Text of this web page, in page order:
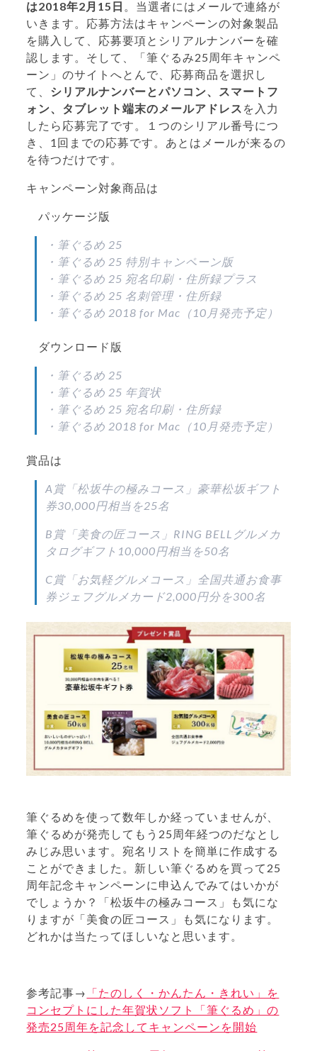
は2018年2月15日
。当選者にはメールで連絡が
いきます。応募方法はキャンペーンの対象製品
を購入して、応募要項とシリアルナンバーを確
認します。そして、「筆ぐるみ25周年キャンペ
ーン」のサイトへとんで、応募商品を選択し
て、 シリアルナンバーとパソコン、スマートフ
ォン、タブレット端末のメールアドレス を入力
したら応募完了です。１つのシリアル番号につ
き、1回までの応募です。あとはメールが来るの
を待つだけです。
キャンペーン対象商品は
パッケージ版
・筆ぐるめ 25
・筆ぐるめ 25 特別キャンペーン版
・筆ぐるめ 25 宛名印刷・住所録プラス
・筆ぐるめ 25 名刺管理・住所録
・筆ぐるめ 2018 for Mac（10月発売予定）
ダウンロード版
・筆ぐるめ 25
・筆ぐるめ 25 年賀状
・筆ぐるめ 25 宛名印刷・住所録
・筆ぐるめ 2018 for Mac（10月発売予定）
賞品は
A賞「松坂牛の極みコース」豪華松坂ギフト
券30,000円相当を25名
B賞「美食の匠コース」RING BELLグルメカ
タログギフト10,000円相当を50名
C賞「お気軽グルメコース」全国共通お食事
券ジェフグルメカード2,000円分を300名
筆ぐるめを使って数年しか経っていませんが、
筆ぐるめが発売してもう25周年経つのだなとし
みじみ思います。宛名リストを簡単に作成する
ことができました。新しい筆ぐるめを買って25
周年記念キャンペーンに申込んでみてはいかが
でしょうか？「松坂牛の極みコース」も気にな
りますが「美食の匠コース」も気になります。
どれかは当たってほしいなと思います。
参考記事→ 「たのしく・かんたん・きれい」を
コンセプトにした年賀状ソフト「筆ぐるめ」の
発売25周年を記念してキャンペーンを開始